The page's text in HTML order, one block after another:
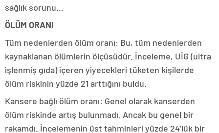
sağlık sorunu…
ÖLÜM ORANI
Tüm nedenlerden ölüm oranı: Bu, tüm nedenlerden
kaynaklanan ölümlerin ölçüsüdür. İnceleme, UİG (ultra
işlenmiş gıda) içeren yiyecekleri tüketen kişilerde
ölüm riskinin yüzde 21 arttığını buldu.
Kansere bağlı ölüm oranı: Genel olarak kanserden
ölüm riskinde artış bulunmadı. Ancak bu genel bir
rakamdı. İncelemenin üst tahminleri yüzde 24’lük bir